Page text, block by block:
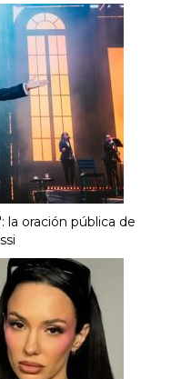
la oración pública de